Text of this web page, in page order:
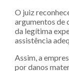
O juiz
argumentos de
da legítima
assistência
Assim, a
por danos